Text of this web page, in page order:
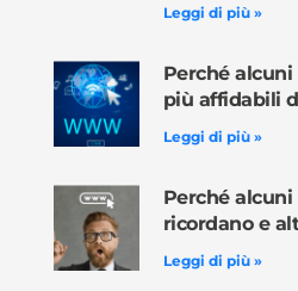
Leggi di più »
Perché
più affidabili
Leggi di più »
Perché
ricordano e
Leggi di più »